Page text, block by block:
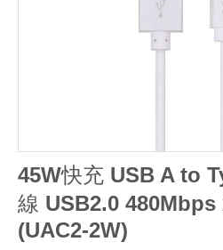
45W快充 USB A to
線 USB2.0 480Mbps
(UAC2-2W)